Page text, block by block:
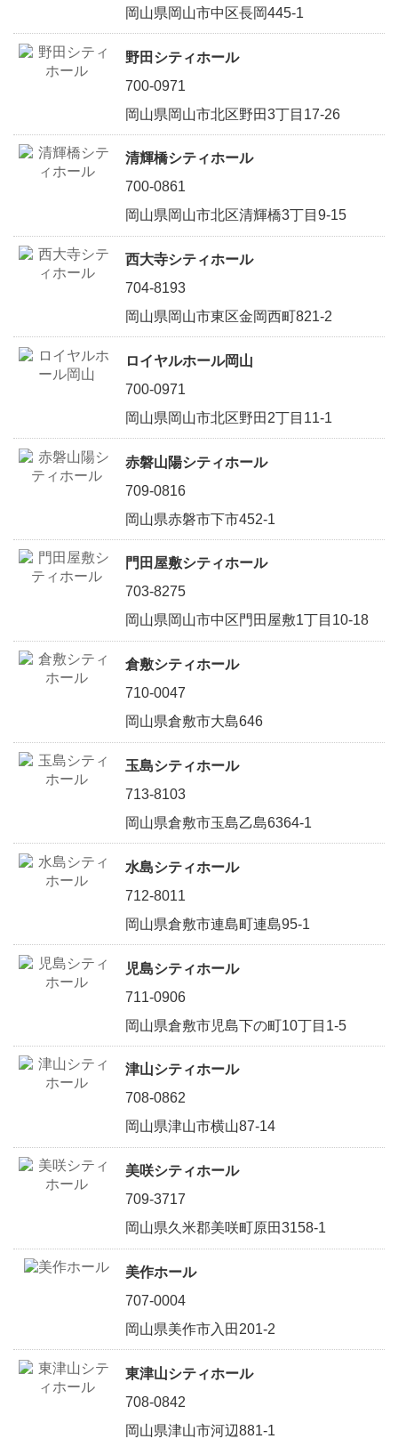
岡山県岡山市中区長岡445-1
野田シティホール
700-0971
岡山県岡山市北区野田3丁目17-26
清輝橋シティホール
700-0861
岡山県岡山市北区清輝橋3丁目9-15
西大寺シティホール
704-8193
岡山県岡山市東区金岡西町821-2
ロイヤルホール岡山
700-0971
岡山県岡山市北区野田2丁目11-1
赤磐山陽シティホール
709-0816
岡山県赤磐市下市452-1
門田屋敷シティホール
703-8275
岡山県岡山市中区門田屋敷1丁目10-18
倉敷シティホール
710-0047
岡山県倉敷市大島646
玉島シティホール
713-8103
岡山県倉敷市玉島乙島6364-1
水島シティホール
712-8011
岡山県倉敷市連島町連島95-1
児島シティホール
711-0906
岡山県倉敷市児島下の町10丁目1-5
津山シティホール
708-0862
岡山県津山市横山87-14
美咲シティホール
709-3717
岡山県久米郡美咲町原田3158-1
美作ホール
707-0004
岡山県美作市入田201-2
東津山シティホール
708-0842
岡山県津山市河辺881-1